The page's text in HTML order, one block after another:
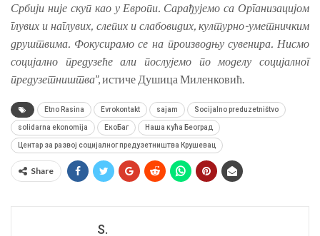
Србији није скуп као у Европи. Сарађујемо са Организацијом
глувих и наглувих, слепих и слабовидих, културно-уметничким
друштвима. Фокусирамо се на производњу сувенира. Нисмо
социјално предузеће али послујемо по моделу социјалног
предузетништва”, истиче Душица Миленковић.
Etno Rasina Evrokontakt sajam Socijalno preduzetništvo
solidarna ekonomija ЕкоБаг Наша кућа Београд
Центар за развој социјалног предузетништва Крушевац
Share
S.